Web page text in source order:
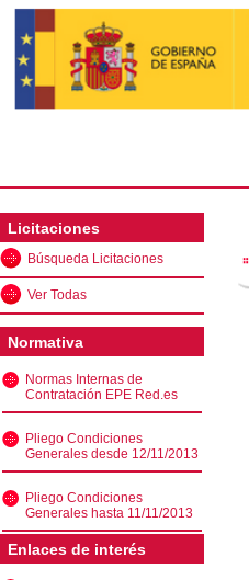
Licitaciones
Búsqueda Licitaciones
Ver Todas
Normativa
Normas Internas de
Contratación EPE Red.es
Pliego Condiciones
Generales desde 12/11/2013
Pliego Condiciones
Generales hasta 11/11/2013
Enlaces de interés